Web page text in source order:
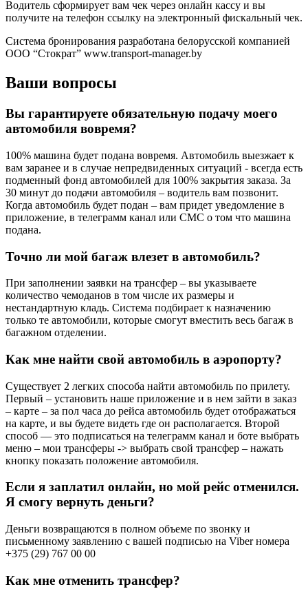
Водитель сформирует вам чек через онлайн кассу и вы
получите на телефон ссылку на электронный фискальный чек.
Система бронирования разработана белорусской компанией
ООО “Стократ” www.transport-manager.by
Ваши вопросы
Вы гарантируете обязательную подачу моего
автомобиля вовремя?
100% машина будет подана вовремя. Автомобиль выезжает к
вам заранее и в случае непредвиденных ситуаций - всегда есть
подменный фонд автомобилей для 100% закрытия заказа. За
30 минут до подачи автомобиля – водитель вам позвонит.
Когда автомобиль будет подан – вам придет уведомление в
приложение, в телеграмм канал или СМС о том что машина
подана.
Точно ли мой багаж влезет в автомобиль?
При заполнении заявки на трансфер – вы указываете
количество чемоданов в том числе их размеры и
нестандартную кладь. Система подбирает к назначению
только те автомобили, которые смогут вместить весь багаж в
багажном отделении.
Как мне найти свой автомобиль в аэропорту?
Существует 2 легких способа найти автомобиль по прилету.
Первый – установить наше приложение и в нем зайти в заказ
– карте – за пол часа до рейса автомобиль будет отображаться
на карте, и вы будете видеть где он располагается. Второй
способ — это подписаться на телеграмм канал и боте выбрать
меню – мои трансферы -> выбрать свой трансфер – нажать
кнопку показать положение автомобиля.
Если я заплатил онлайн, но мой рейс отменился.
Я смогу вернуть деньги?
Деньги возвращаются в полном объеме по звонку и
письменному заявлению с вашей подписью на Viber номера
+375 (29) 767 00 00
Как мне отменить трансфер?